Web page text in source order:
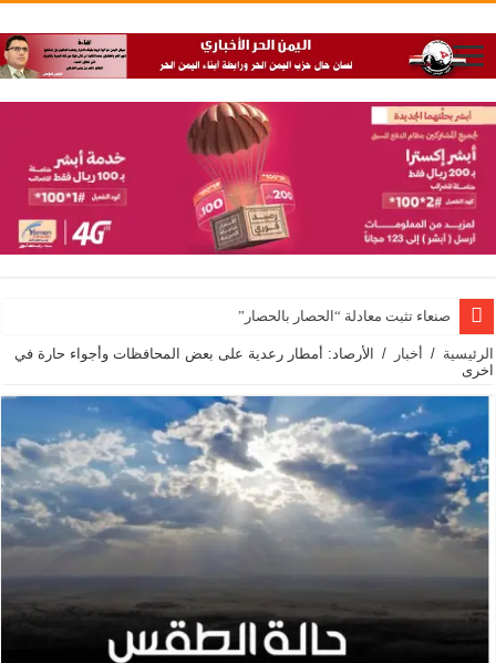
صنعاء تثبت معادلة “الحصار بالحصار”
الرئيسية / أخبار /
الأرصاد: أمطار رعدية على بعض المحافظات وأجواء حارة في
اخرى